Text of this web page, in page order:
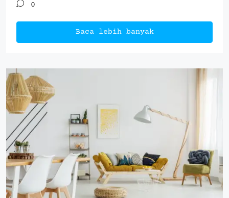
0
Baca lebih banyak